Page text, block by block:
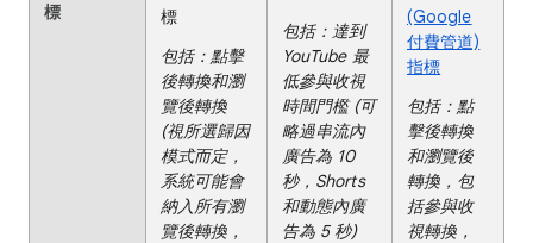
標
標
包括：點擊
後轉換和瀏
覽後轉換
(視所選歸因
模式而定，
系統可能會
納入所有瀏
覽後轉換，
包括：達到
YouTube 最
低參與收視
時間門檻 (可
略過串流內
廣告為 10
秒，Shorts
和動態內廣
告為 5 秒)
(Google
付費管道)
指標
包括：點
擊後轉換
和瀏覽後
轉換，包
括參與收
視轉換，